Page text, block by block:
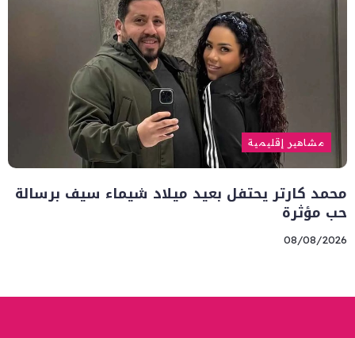
مشاهير إقليمية
محمد كارتر يحتفل بعيد ميلاد شيماء سيف برسالة
حب مؤثرة
08/08/2026